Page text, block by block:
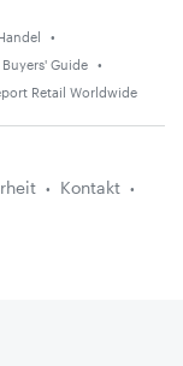
Buyers' Guide
Retail Worldwide
Kontakt